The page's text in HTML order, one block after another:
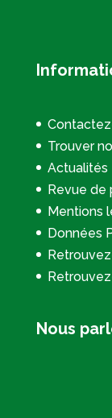
Trouver
Actualités
Revue de
Mentions
Données
Nous